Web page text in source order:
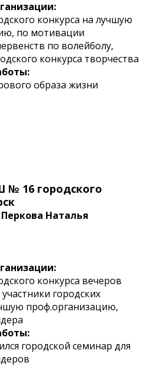
конкурса на лучшую
по мотивации
по волейболу,
конкурса творчества
образа жизни
16 городского
Наталья
конкурса вечеров
городских
проф.организацию,
городской семинар для